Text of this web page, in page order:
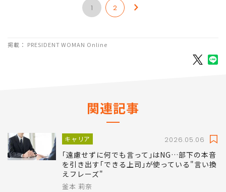
1 2
掲載： PRESIDENT WOMAN Online
関連記事
キャリア 2026.05.06
｢遠慮せずに何でも言って｣はNG…部下の本音
を引き出す｢できる上司｣が使っている"言い換
えフレーズ"
釜本 莉奈